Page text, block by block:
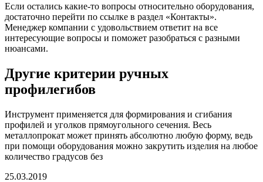
Если остались какие-то вопросы относительно оборудования,
достаточно перейти по ссылке в раздел «Контакты».
Менеджер компании с удовольствием ответит на все
интересующие вопросы и поможет разобраться с разными
нюансами.
Другие критерии ручных
профилегибов
Инструмент применяется для формирования и сгибания
профилей и уголков прямоугольного сечения. Весь
металлопрокат может принять абсолютно любую форму, ведь
при помощи оборудования можно закрутить изделия на любое
количество градусов без
25.03.2019